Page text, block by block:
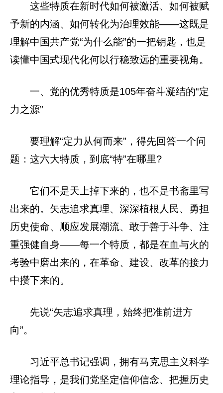
这些特质在新时代如何被激活、如何被赋
予新的内涵、如何转化为治理效能——这既是
理解中国共产党“为什么能”的一把钥匙，也是
读懂中国式现代化何以行稳致远的重要视角。
一、党的优秀特质是105年奋斗凝结的“定
力之源”
要理解“定力从何而来”，得先回答一个问
题：这六大特质，到底“特”在哪里?
它们不是天上掉下来的，也不是书斋里写
出来的。矢志追求真理、深深植根人民、勇担
历史使命、顺应发展潮流、敢于善于斗争、注
重强健自身——每一个特质，都是在血与火的
考验中磨出来的，在革命、建设、改革的接力
中攒下来的。
先说“矢志追求真理，始终把准前进方
向”。
习近平总书记强调，拥有马克思主义科学
理论指导，是我们党坚定信仰信念、把握历史